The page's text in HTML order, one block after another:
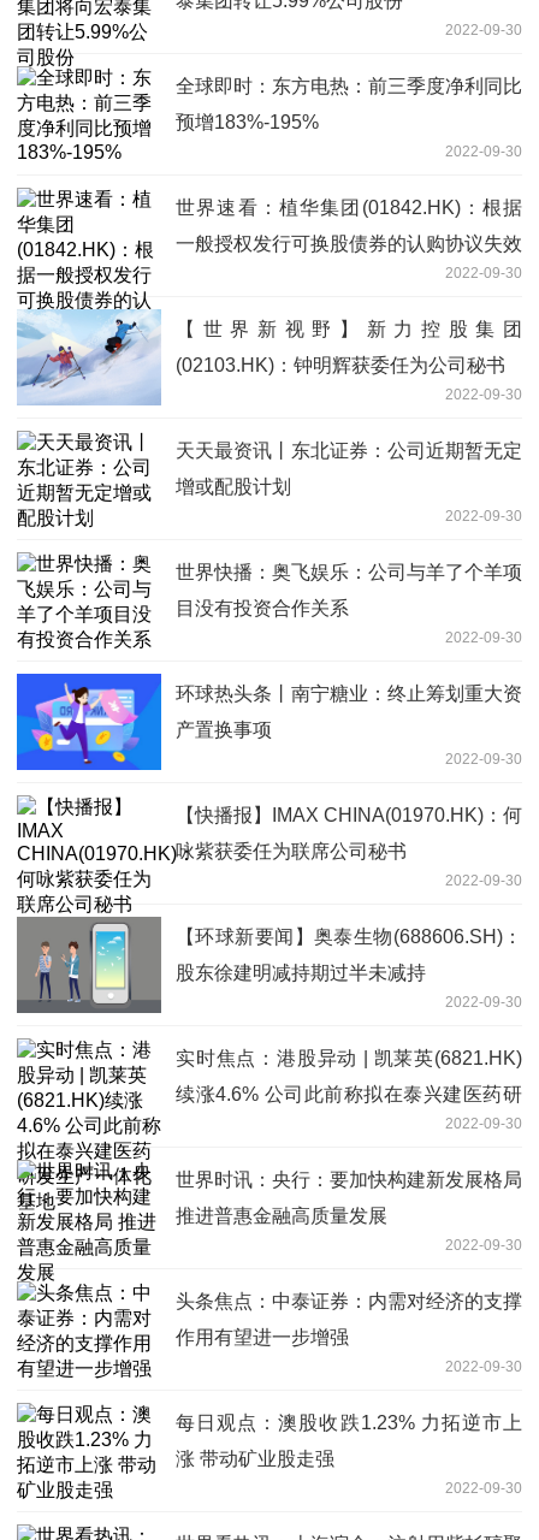
2022-09-30
全球即时：东方电热：前三季度净利同比
预增183%-195%
2022-09-30
世界速看：植华集团(01842.HK)：根据
一般授权发行可换股债券的认购协议失效
2022-09-30
【世界新视野】新力控股集团
(02103.HK)：钟明辉获委任为公司秘书
2022-09-30
天天最资讯丨东北证券：公司近期暂无定
增或配股计划
2022-09-30
世界快播：奥飞娱乐：公司与羊了个羊项
目没有投资合作关系
2022-09-30
环球热头条丨南宁糖业：终止筹划重大资
产置换事项
2022-09-30
【快播报】IMAX CHINA(01970.HK)：何
咏紫获委任为联席公司秘书
2022-09-30
【环球新要闻】奥泰生物(688606.SH)：
股东徐建明减持期过半未减持
2022-09-30
实时焦点：港股异动 | 凯莱英(6821.HK)
续涨4.6% 公司此前称拟在泰兴建医药研
2022-09-30
世界时讯：央行：要加快构建新发展格局
推进普惠金融高质量发展
2022-09-30
头条焦点：中泰证券：内需对经济的支撑
作用有望进一步增强
2022-09-30
每日观点：澳股收跌1.23% 力拓逆市上
涨 带动矿业股走强
2022-09-30